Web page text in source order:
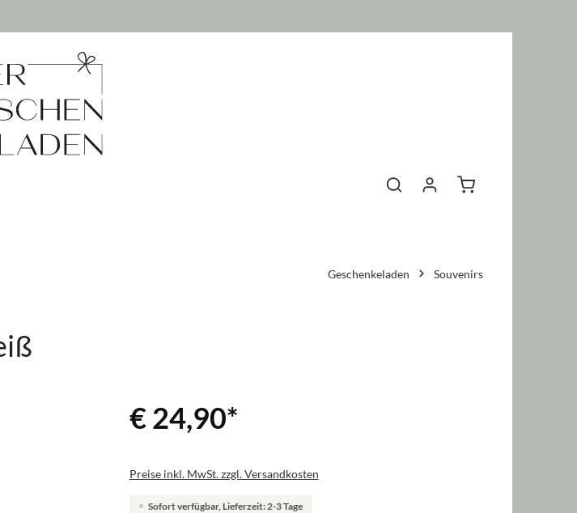
Warenkorb enthält 0
Geschenkeladen Souvenirs
€ 24,90*
Preise inkl. MwSt. zzgl. Versandkosten
Sofort verfügbar, Lieferzeit: 2-3 Tage